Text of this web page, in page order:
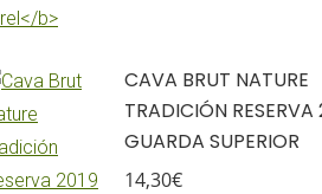
CAVA BRUT NATURE
TRADICIÓN RESERVA
GUARDA SUPERIOR
14,30€